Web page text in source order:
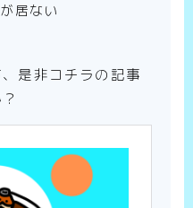
居ない
是非コチラの記事